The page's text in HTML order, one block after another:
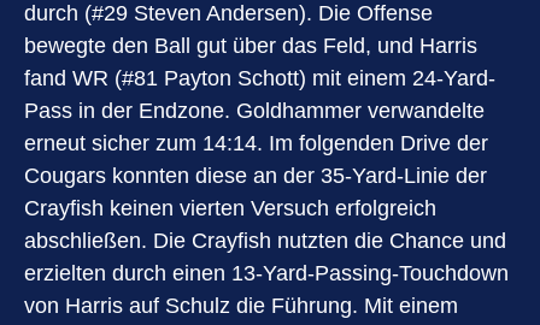
durch (#29 Steven Andersen). Die Offense
bewegte den Ball gut über das Feld, und Harris
fand WR (#81 Payton Schott) mit einem 24-Yard-
Pass in der Endzone. Goldhammer verwandelte
erneut sicher zum 14:14. Im folgenden Drive der
Cougars konnten diese an der 35-Yard-Linie der
Crayfish keinen vierten Versuch erfolgreich
abschließen. Die Crayfish nutzten die Chance und
erzielten durch einen 13-Yard-Passing-Touchdown
von Harris auf Schulz die Führung. Mit einem